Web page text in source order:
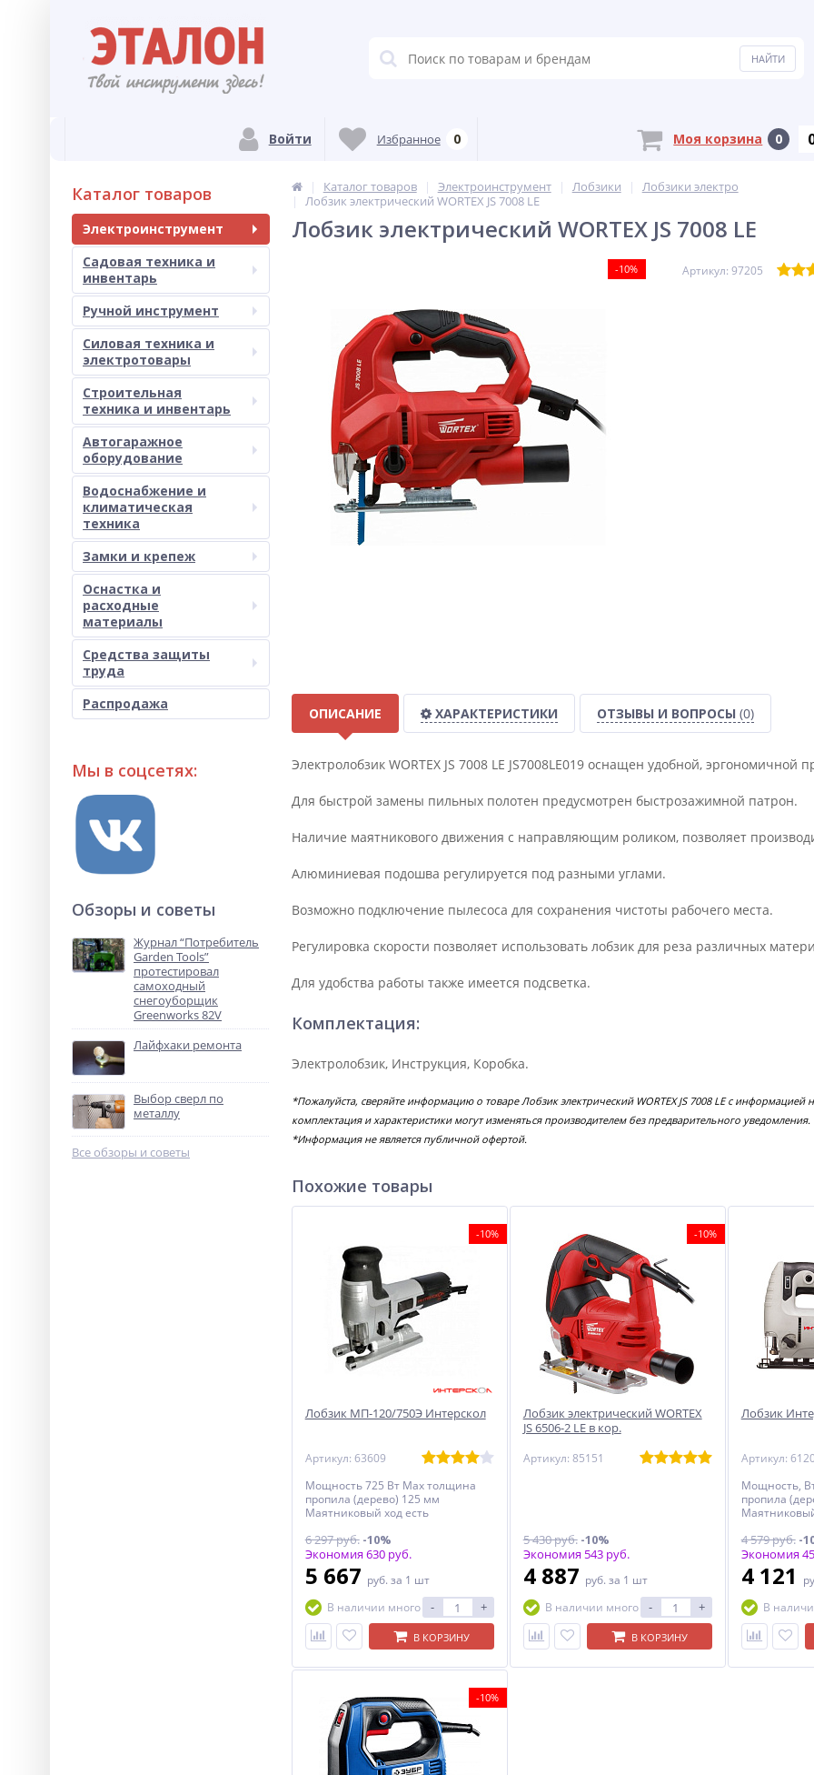
Войти Избранное 0 Моя корзина 0
Каталог товаров
Электроинструмент
Садовая техника и
инвентарь
Ручной инструмент
Силовая техника и
электротовары
Строительная
техника и инвентарь
Автогаражное
оборудование
Водоснабжение и
климатическая
техника
Замки и крепеж
Оснастка и
расходные
материалы
Средства защиты
труда
Распродажа
Мы в соцсетях:
Обзоры и советы
Журнал “Потребитель
Garden Tools”
протестировал
самоходный
снегоуборщик
Greenworks 82V
Лайфхаки ремонта
Выбор сверл по
металлу
Все обзоры и советы
Каталог товаров Электроинструмент Лобзики
Лобзики электро
Лобзик электрический WORTEX JS 7008 LE
Лобзик электрический WORTEX JS 7008 LE
-10% Артикул: 97205
ОПИСАНИЕ ХАРАКТЕРИСТИКИ ОТЗЫВЫ И ВОПРОСЫ (0)
Электролобзик WORTEX JS 7008 LE JS7008LE019 оснащен удобной, эргономичной
Для быстрой замены пильных полотен предусмотрен быстрозажимной патрон.
Наличие маятникового движения с направляющим роликом, позволяет
Алюминиевая подошва регулируется под разными углами.
Возможно подключение пылесоса для сохранения чистоты рабочего места.
Регулировка скорости позволяет использовать лобзик для реза различных
Для удобства работы также имеется подсветка.
Комплектация:
Электролобзик, Инструкция, Коробка.
*Пожалуйста, сверяйте информацию о товаре Лобзик электрический WORTEX JS 7008 LE с
комплектация и характеристики могут изменяться производителем без предварительного уведомления.
*Информация не является публичной офертой.
Похожие товары
-10%
Лобзик МП-120/750Э Интерскол
Артикул: 63609
Мощность 725 Вт Мах толщина
пропила (дерево) 125 мм
Маятниковый ход есть
6 297 руб.-10%
Экономия 630 руб.
5 667 руб. за 1 шт
В наличии много
- +
В КОРЗИНУ
-10%
Лобзик электрический WORTEX
JS 6506-2 LE в кор.
Артикул: 85151
5 430 руб.-10%
Экономия 543 руб.
4 887 руб. за 1 шт
В наличии много
- +
В КОРЗИНУ
Лобзик
Артикул:
Мощность,
пропила
4 579 руб.-
Экономия
4 121
В
-10%